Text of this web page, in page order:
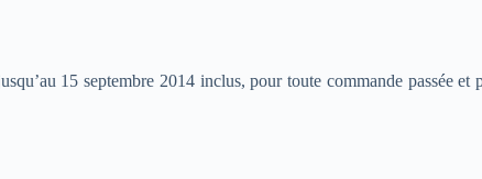
15 septembre 2014 inclus, pour toute commande passée